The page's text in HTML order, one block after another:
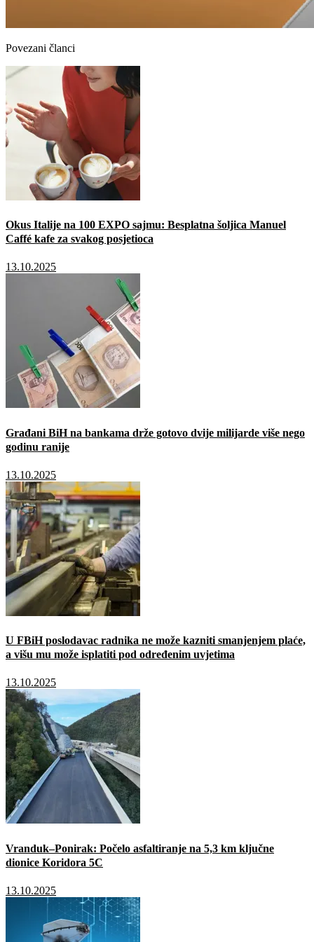
Povezani članci
Okus Italije na 100 EXPO sajmu: Besplatna šoljica Manuel
Caffé kafe za svakog posjetioca
13.10.2025
Građani BiH na bankama drže gotovo dvije milijarde više nego
godinu ranije
13.10.2025
U FBiH poslodavac radnika ne može kazniti smanjenjem plaće,
a višu mu može isplatiti pod određenim uvjetima
13.10.2025
Vranduk–Ponirak: Počelo asfaltiranje na 5,3 km ključne
dionice Koridora 5C
13.10.2025